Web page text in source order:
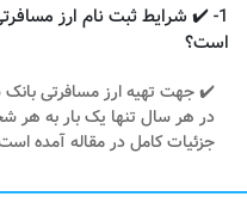
1- ✔️ شرایط ثبت نام ارز
است؟
در هر سال تنها یک بار به هر
جزئیات کامل در مقاله آمده